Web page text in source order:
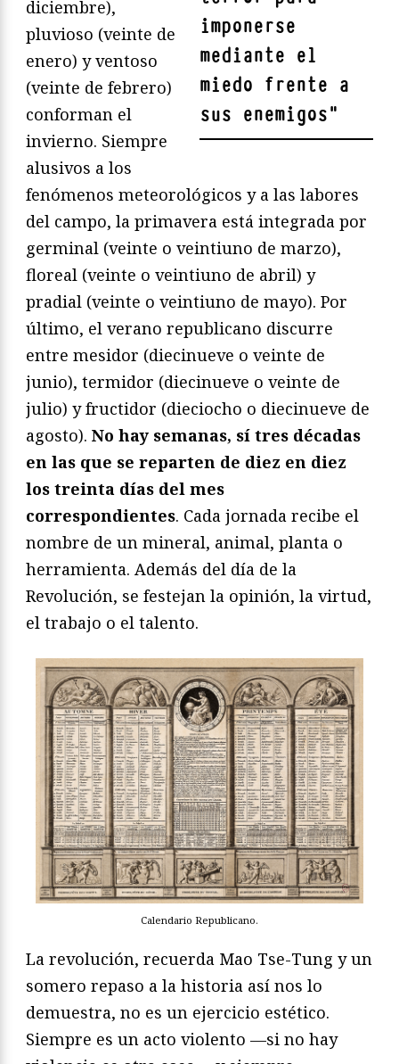
imponerse
mediante el
miedo frente a
sus enemigos"
diciembre),
pluvioso (veinte de
enero) y ventoso
(veinte de febrero)
conforman el
invierno. Siempre
alusivos a los
fenómenos meteorológicos y a las labores
del campo, la primavera está integrada por
germinal (veinte o veintiuno de marzo),
floreal (veinte o veintiuno de abril) y
pradial (veinte o veintiuno de mayo). Por
último, el verano republicano discurre
entre mesidor (diecinueve o veinte de
junio), termidor (diecinueve o veinte de
julio) y fructidor (dieciocho o diecinueve de
agosto). No hay semanas, sí tres décadas
en las que se reparten de diez en diez
los treinta días del mes
correspondientes. Cada jornada recibe el
nombre de un mineral, animal, planta o
herramienta. Además del día de la
Revolución, se festejan la opinión, la virtud,
el trabajo o el talento.
Calendario Republicano.
La revolución, recuerda Mao Tse-Tung y un
somero repaso a la historia así nos lo
demuestra, no es un ejercicio estético.
Siempre es un acto violento —si no hay